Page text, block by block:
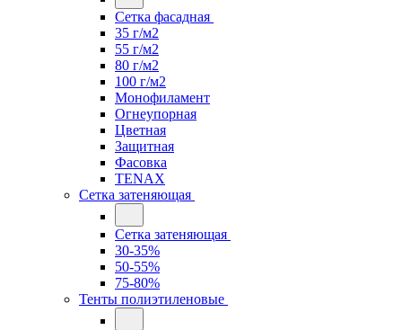
Сетка фасадная
35 г/м2
55 г/м2
80 г/м2
100 г/м2
Монофиламент
Огнеупорная
Цветная
Защитная
Фасовка
TENAX
Сетка затеняющая
Сетка затеняющая
30-35%
50-55%
75-80%
Тенты полиэтиленовые